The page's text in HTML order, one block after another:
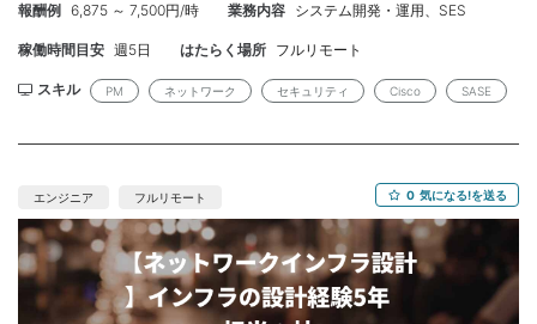
業務 ･プロジェクトの中で、外部ベンダではなく内部担当となる要
件定義や設計、構築作業の支援 ･プロジェクトの社内審査資料の作
ーコントロール(提案書･見積レビュー、導入立ち合いなど) ･会議
模以上のネットワーク構築案件でのマネジメント経験 ･Cisco製
即日 ～ 長期 ※4月開始も相談可 ※3ヶ月更新 【就業時間】
9:00-17:45 【稼働率】 100% 【募集人数】 1名 【作業場所】ほぼ
フルリモート(初日は豊洲にてPC環境設定) ※プロジェクトによっ
ては、不定期にエンド先やiDCにてオンサイト対応必要なケースも
あり 【契約】準委任契約 【単価】110-1120万/月 【精算】あり
【備考】PC貸与 ーーーーーーーーーーーーーーーーーーーーー
報酬例 6,875 ～ 7,500円/時 業務内容 システム開発・運用、SES
稼働時間目安 週5日 はたらく場所 フルリモート
スキル PM ネットワーク セキュリティ Cisco SASE
エンジニア フルリモート 0 気になる!を送る